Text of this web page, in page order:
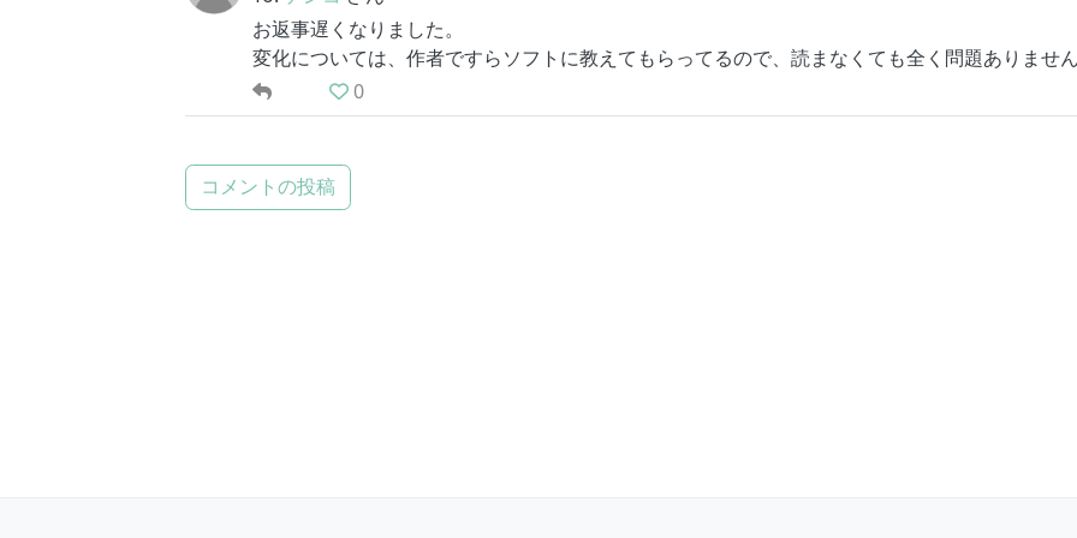
お返事遅くなりました。
変化については、作者ですらソフトに教えてもらってるので、読まなくても全く問題ありませ
0
コメントの投稿